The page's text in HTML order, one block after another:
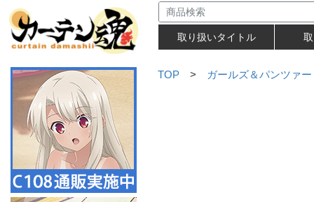
取り扱いタイトル
TOP > ガールズ＆パンツァ